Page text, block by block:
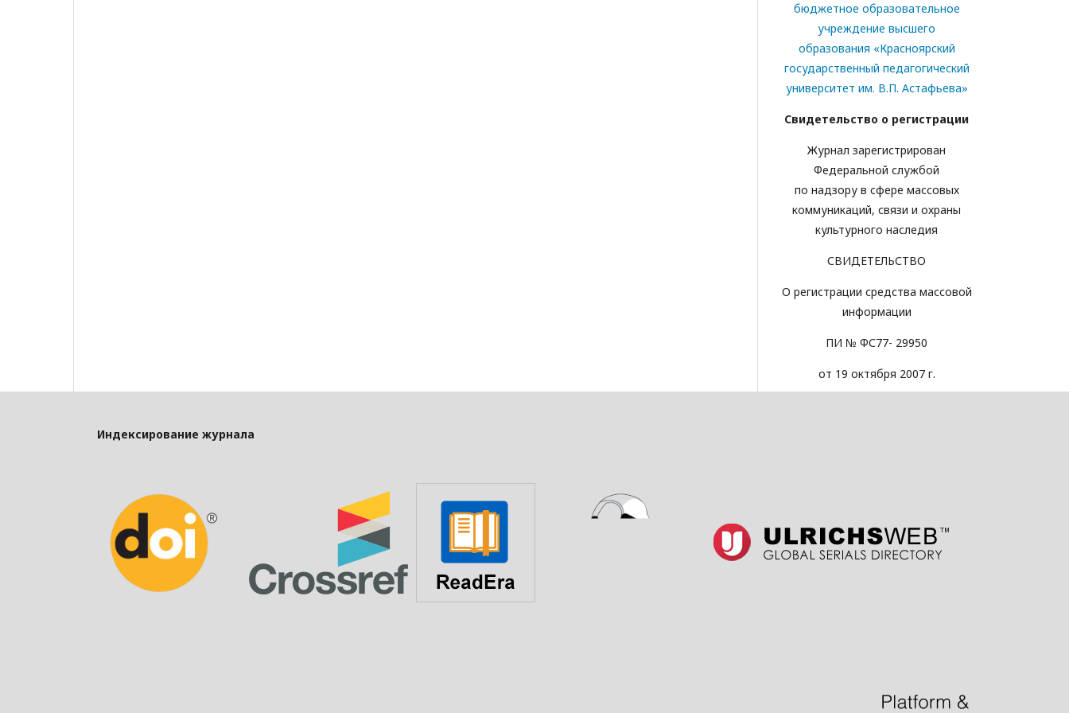
бюджетное образовательное
учреждение высшего
образования «Красноярский
государственный педагогический
университет им. В.П. Астафьева»
Свидетельство о регистрации
Журнал зарегистрирован
Федеральной службой
по надзору в сфере массовых
коммуникаций, связи и охраны
культурного наследия
СВИДЕТЕЛЬСТВО
О регистрации средства массовой
информации
ПИ № ФС77- 29950
от 19 октября 2007 г.
Индексирование журнала